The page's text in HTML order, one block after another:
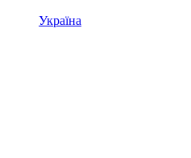
Україна